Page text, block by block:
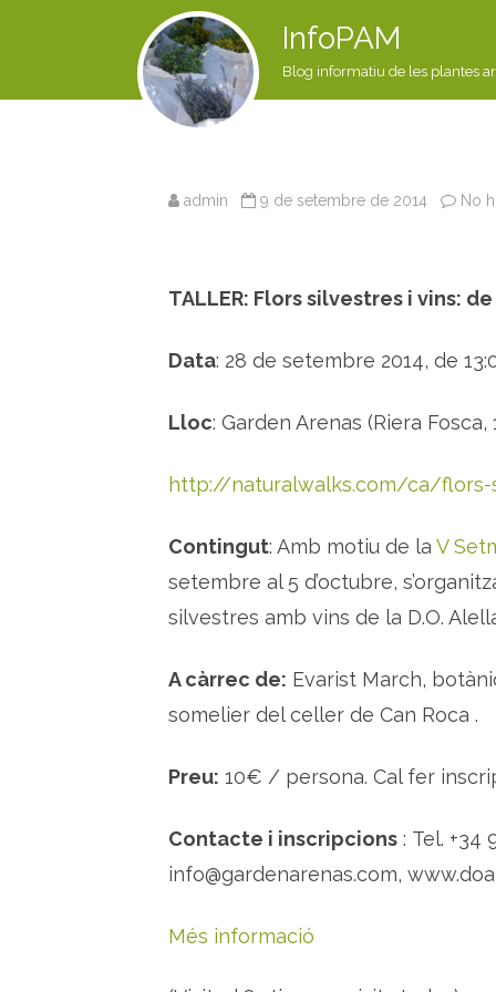
InfoPAM
Blog informatiu de les plantes
admin 9 de setembre de 2014 No
TALLER: Flors silvestres i vins:
Data: 28 de setembre 2014, de
Lloc: Garden Arenas (Riera Fosca,
http://naturalwalks.com/ca/
Contingut: Amb motiu de la V
setembre al 5 d’octubre,
silvestres amb vins de la D.O.
A càrrec de: Evarist March,
somelier del celler de Can Roca .
Preu: 10€ / persona. Cal fer
Contacte i inscripcions : Tel. +34
info@gardenarenas.com‎,
Més informació